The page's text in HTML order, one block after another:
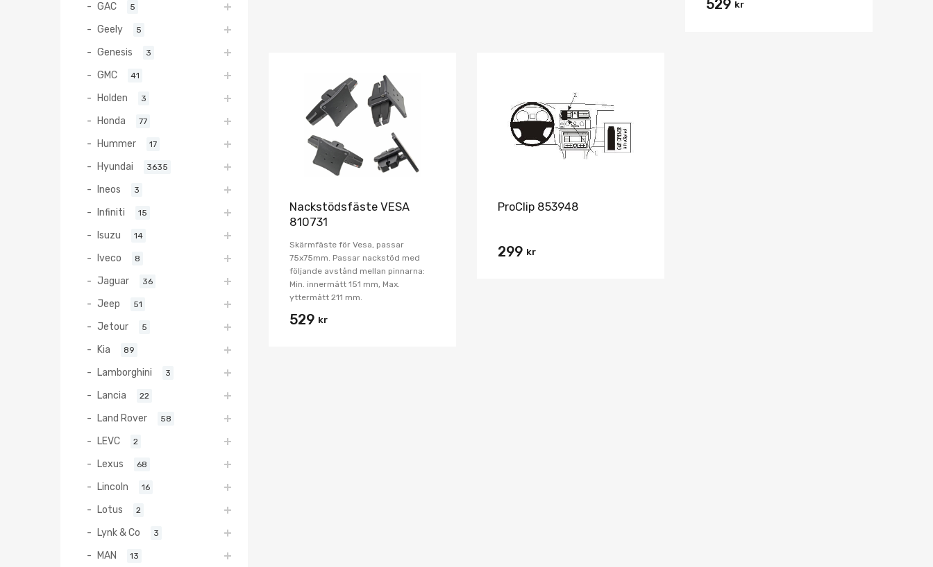
529 kr
Nackstödsfäste VESA
810731
Skärmfäste för Vesa, passar
75x75mm. Passar nackstöd med
följande avstånd mellan pinnarna:
Min. innermått 151 mm, Max.
yttermått 211 mm.
529 kr
ProClip 853948
299 kr
GAC 5
Geely 5
Genesis 3
GMC 41
Holden 3
Honda 77
Hummer 17
Hyundai 3635
Ineos 3
Infiniti 15
Isuzu 14
Iveco 8
Jaguar 36
Jeep 51
Jetour 5
Kia 89
Lamborghini 3
Lancia 22
Land Rover 58
LEVC 2
Lexus 68
Lincoln 16
Lotus 2
Lynk & Co 3
MAN 13